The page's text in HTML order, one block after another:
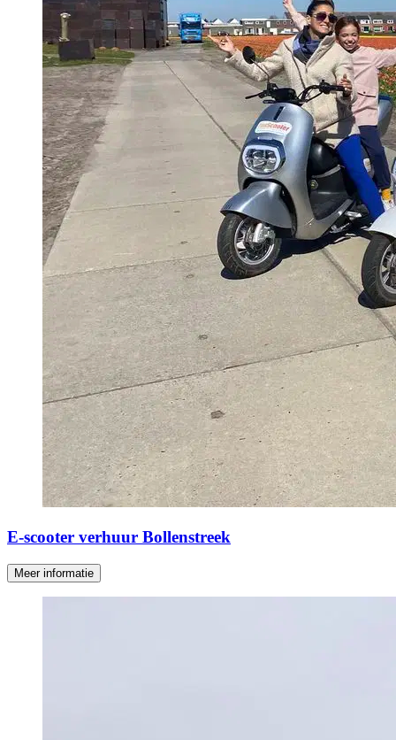
E-scooter verhuur Bollenstreek
Meer informatie